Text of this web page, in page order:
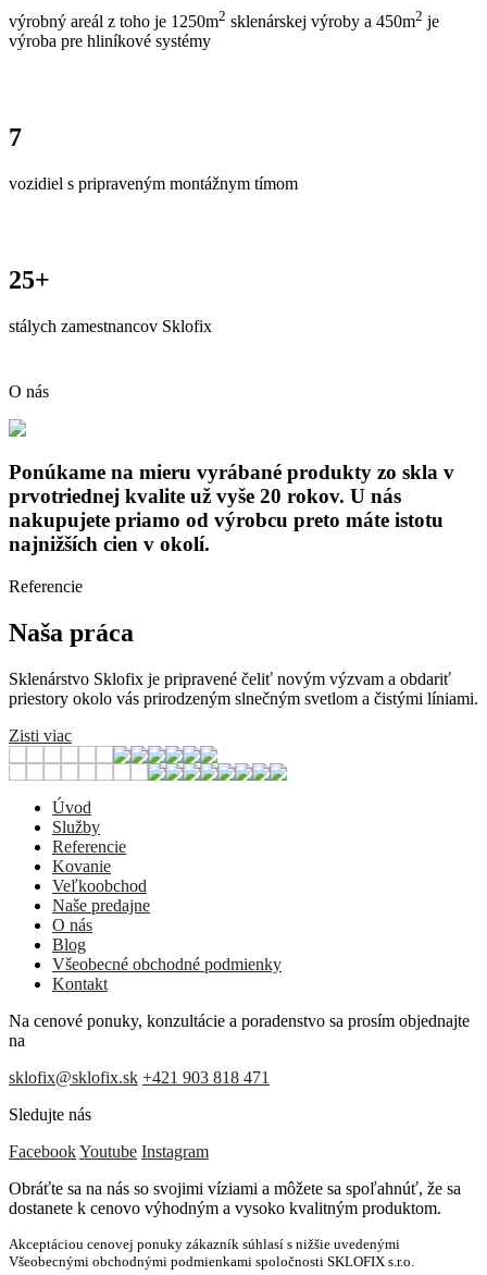
výrobný areál z toho je 1250m2 sklenárskej výroby a 450m2 je
výroba pre hliníkové systémy
7
vozidiel s pripraveným montážnym tímom
25+
stálych zamestnancov Sklofix
O nás
Ponúkame na mieru vyrábané produkty zo skla v
prvotriednej kvalite už vyše 20 rokov. U nás
nakupujete priamo od výrobcu preto máte istotu
najnižších cien v okolí.
Referencie
Naša práca
Sklenárstvo Sklofix je pripravené čeliť novým výzvam a obdariť
priestory okolo vás prirodzeným slnečným svetlom a čistými líniami.
Zisti viac
Úvod
Služby
Referencie
Kovanie
Veľkoobchod
Naše predajne
O nás
Blog
Všeobecné obchodné podmienky
Kontakt
Na cenové ponuky, konzultácie a poradenstvo sa prosím objednajte
na
sklofix@sklofix.sk +421 903 818 471
Sledujte nás
FacebookYoutube Instagram
Obráťte sa na nás so svojimi víziami a môžete sa spoľahnúť, že sa
dostanete k cenovo výhodným a vysoko kvalitným produktom.
Akceptáciou cenovej ponuky zákazník súhlasí s nižšie uvedenými
Všeobecnými obchodnými podmienkami spoločnosti SKLOFIX s.r.o.